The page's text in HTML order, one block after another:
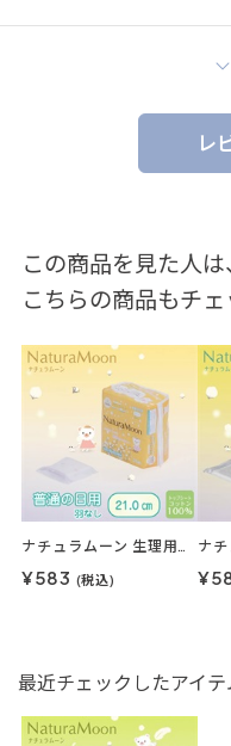
レ
この商品を見た人は
こちらの商品もチェ
ナチュラムーン 生理用ナプキンナチュラムーン 24枚入（普通の日の昼用・羽なし）
¥583 (税込)
最近チェックしたアイテ